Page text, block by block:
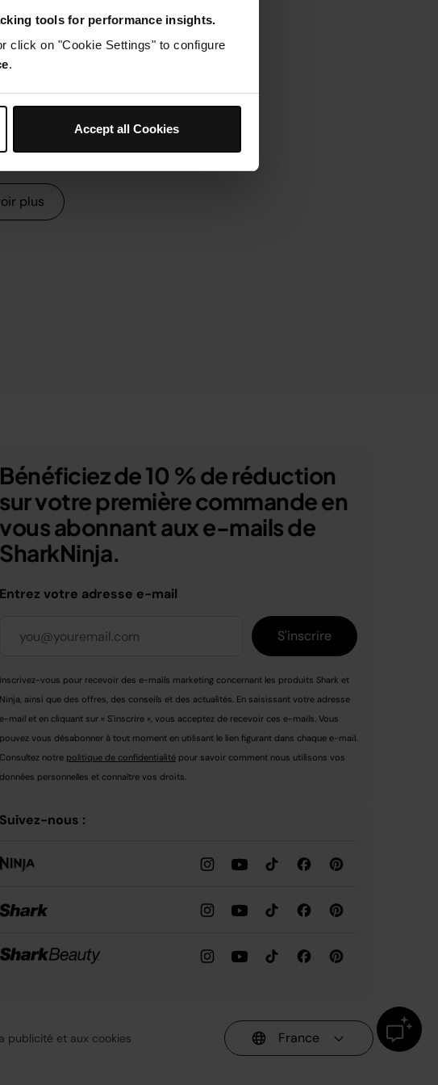
tools for performance insights.
click on "Cookie Settings" to configure
.
Accept all Cookies
sur votre
? On vous aide !
plus
Bénéficiez de 10 % de réduction
sur votre première commande en
vous abonnant aux e-mails de
SharkNinja.
Entrez votre adresse e-mail
S'inscrire
Inscrivez-vous pour recevoir des e-mails marketing concernant les produits Shark et
Ninja, ainsi que des offres, des conseils et des actualités. En saisissant votre adresse
e-mail et en cliquant sur « S'inscrire », vous acceptez de recevoir ces e-mails. Vous
pouvez vous désabonner à tout moment en utilisant le lien figurant dans chaque e-mail.
Consultez notre politique de confidentialité pour savoir comment nous utilisons vos
données personnelles et connaître vos droits.
Suivez-nous :
publicité et aux cookies France